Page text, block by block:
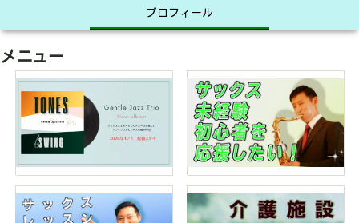
プロフィール
メニュー